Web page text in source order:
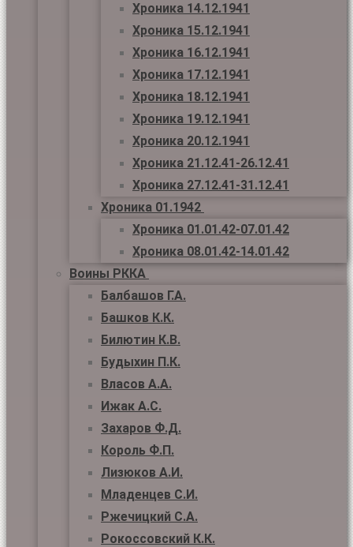
Хроника 14.12.1941
Хроника 15.12.1941
Хроника 16.12.1941
Хроника 17.12.1941
Хроника 18.12.1941
Хроника 19.12.1941
Хроника 20.12.1941
Хроника 21.12.41-26.12.41
Хроника 27.12.41-31.12.41
Хроника 01.1942
Хроника 01.01.42-07.01.42
Хроника 08.01.42-14.01.42
Воины РККА
Балбашов Г.А.
Башков К.К.
Билютин К.В.
Будыхин П.К.
Власов А.А.
Ижак А.С.
Захаров Ф.Д.
Король Ф.П.
Лизюков А.И.
Младенцев С.И.
Ржечицкий С.А.
Рокоссовский К.К.